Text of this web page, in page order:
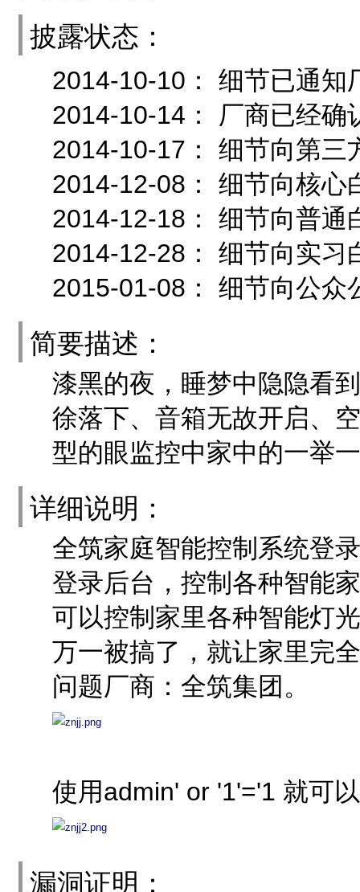
披露状态：
2014-10-10： 细节已通知
2014-10-14： 厂商已经确
2014-10-17： 细节向第三
2014-12-08： 细节向核心
2014-12-18： 细节向普通
2014-12-28： 细节向实习
2015-01-08： 细节向公众
简要描述：
漆黑的夜，睡梦中隐隐看
徐落下、音箱无故开启、
型的眼监控中家中的一举
详细说明：
全筑家庭智能控制系统登
登录后台，控制各种智能
可以控制家里各种智能灯
万一被搞了，就让家里完
问题厂商：全筑集团。
使用admin' or '1'='1 就可
漏洞证明：